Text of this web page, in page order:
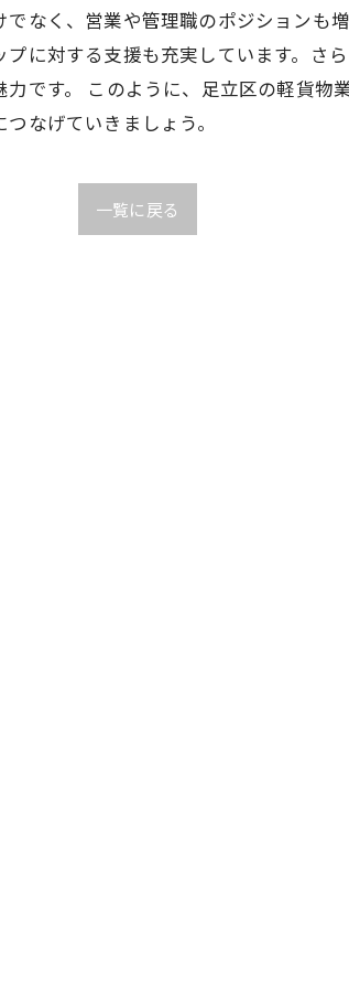
なく、営業や管理職のポジションも
に対する支援も充実しています。さ
です。 このように、足立区の軽貨物
なげていきましょう。
一覧に戻る